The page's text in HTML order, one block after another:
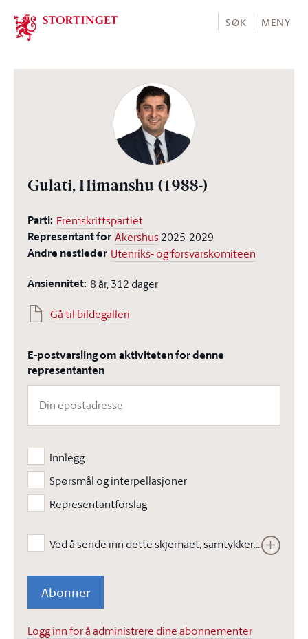
Stortinget.no
SØK MENY
Gulati, Himanshu (1988-)
Parti: Fremskrittspartiet
Representant for Akershus2025-2029
Andre nestleder Utenriks- og forsvarskomiteen
Ansiennitet: 8 år, 312 dager
Gå til bildegalleri
E-postvarsling om aktiviteten for denne
representanten
Innlegg
Spørsmål og interpellasjoner
Representantforslag
Ved å sende inn dette skjemaet, samtykker jeg i at Stortinget kan lagre opplysningene jeg har gitt i skjemaet. Opplysningene vil ikke bli brukt til annet enn å kunne gjennomføre den bestilte tjenesten. Les vår
Abonner
Logg inn for å administrere dine abonnementer